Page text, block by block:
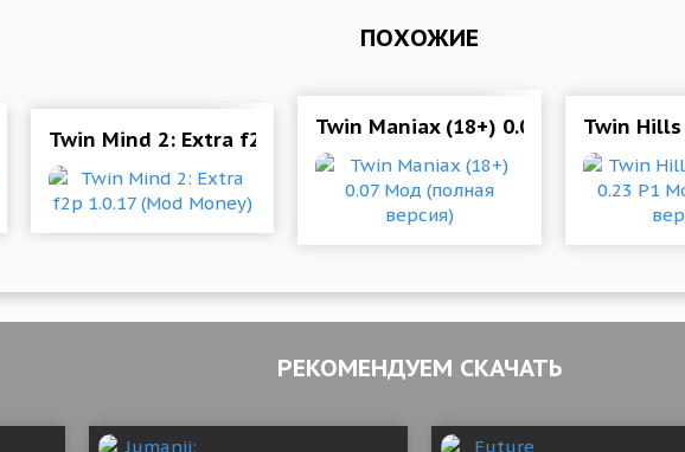
ПОХОЖИЕ
(полная версия)
Twin Mind 2: Extra f2p 1.0.17 (Mod Money)Twin Maniax (18+) 0.07 Мод (полная
Twin Hills
РЕКОМЕНДУЕМ СКАЧАТЬ